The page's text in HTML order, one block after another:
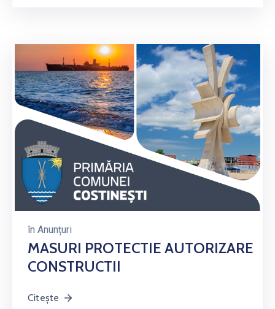
în Anunțuri
MASURI PROTECTIE AUTORIZARE
CONSTRUCTII
Citește